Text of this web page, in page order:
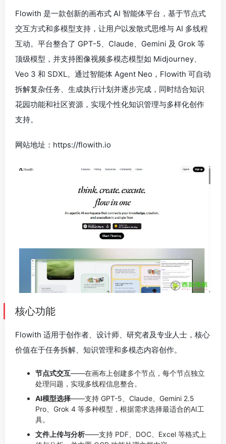
Flowith 是一款创新的画布式 AI 智能体平台，基于节点式
交互方式和多模型支持，让用户以发散式思维与 AI 多线程
互动。平台整合了 GPT-5、Claude、Gemini 及 Grok 等
顶级模型，并支持图像视频多模态模型如 Midjourney、
Veo 3 和 SDXL。通过智能体 Agent Neo，Flowith 可自动
拆解复杂任务、生成执行计划并逐步完成，同时结合知识
花园功能和社区资源，实现个性化知识管理与多样化创作
支持。
网站地址：https://flowith.io
核心功能
Flowith 适用于创作者、设计师、研究者及专业人士，核心
价值在于任务拆解、知识管理和多模态内容创作。
节点式交互——在画布上创建多个节点，每个节点独立
处理问题，实现多线程信息整合。
AI模型选择——支持 GPT-5、Claude、Gemini 2.5
Pro、Grok 4 等多种模型，根据需求选择最适合的AI工
具。
文件上传与分析——支持 PDF、DOC、Excel 等格式上